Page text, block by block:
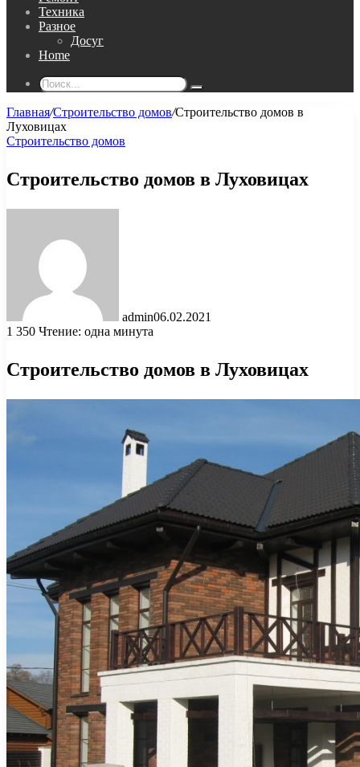
Техника
Разное
Досуг
Home
Поиск...
Главная/Строительство домов/Строительство домов в
Луховицах
Строительство домов
Строительство домов в Луховицах
admin06.02.2021
1 350 Чтение: одна минута
Строительство домов в Луховицах